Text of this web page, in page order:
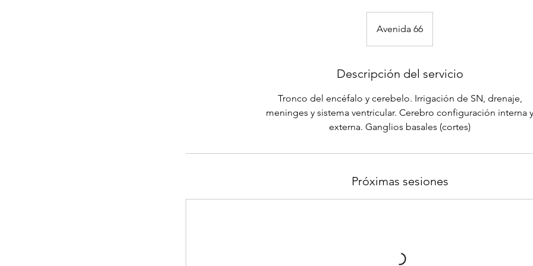
Avenida 66
Descripción del servicio
Tronco del encéfalo y cerebelo. Irrigación de SN, drenaje,
meninges y sistema ventricular. Cerebro configuración interna y
externa. Ganglios basales (cortes)
Próximas sesiones